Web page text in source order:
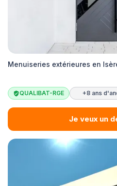
Menuiseries extérieures en
QUALIBAT-RGE +8 ans
Je veux un